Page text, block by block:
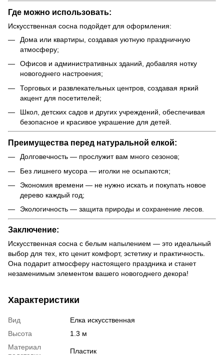
Где можно использовать:
Искусственная сосна подойдет для оформления:
Дома или квартиры, создавая уютную праздничную
атмосферу;
Офисов и административных зданий, добавляя нотку
новогоднего настроения;
Торговых и развлекательных центров, создавая яркий
акцент для посетителей;
Школ, детских садов и других учреждений, обеспечивая
безопасное и красивое украшение для детей.
Преимущества перед натуральной елкой:
Долговечность — прослужит вам много сезонов;
Без лишнего мусора — иголки не осыпаются;
Экономия времени — не нужно искать и покупать новое
дерево каждый год;
Экологичность — защита природы и сохранение лесов.
Заключение:
Искусственная сосна с белым напылением — это идеальный
выбор для тех, кто ценит комфорт, эстетику и практичность.
Она подарит атмосферу настоящего праздника и станет
незаменимым элементом вашего новогоднего декора!
Характеристики
Вид
Елка искусственная
Высота
1.3 м
Материал
Пластик